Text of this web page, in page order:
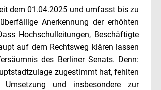
dem 01.04.2025 und umfasst bis zu
Anerkennung der erhöhten
Hochschulleitungen, Beschäftigte
auf dem Rechtsweg klären lassen
des Berliner Senats. Denn:
zugestimmt hat, fehlten
und insbesondere zur